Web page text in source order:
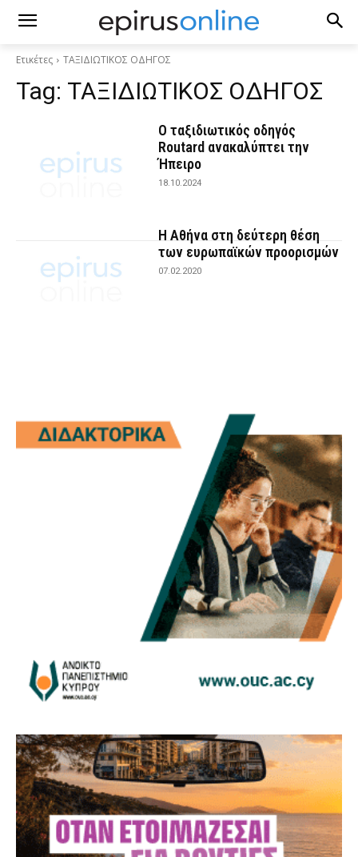
Ετικέτες ΤΑΞΙΔΙΩΤΙΚΟΣ ΟΔΗΓΟΣ
Tag: ΤΑΞΙΔΙΩΤΙΚΟΣ ΟΔΗΓΟΣ
Ο ταξιδιωτικός οδηγός
Routard ανακαλύπτει την
Ήπειρο
18.10.2024
Η Αθήνα στη δεύτερη θέση
των ευρωπαϊκών προορισμών
07.02.2020